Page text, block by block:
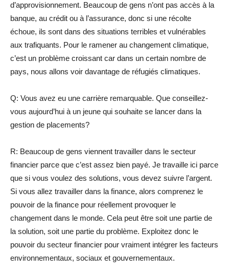
d’approvisionnement. Beaucoup de gens n’ont pas accès à la
banque, au crédit ou à l’assurance, donc si une récolte
échoue, ils sont dans des situations terribles et vulnérables
aux trafiquants. Pour le ramener au changement climatique,
c’est un problème croissant car dans un certain nombre de
pays, nous allons voir davantage de réfugiés climatiques.
Q: Vous avez eu une carrière remarquable. Que conseillez-
vous aujourd’hui à un jeune qui souhaite se lancer dans la
gestion de placements?
R: Beaucoup de gens viennent travailler dans le secteur
financier parce que c’est assez bien payé. Je travaille ici parce
que si vous voulez des solutions, vous devez suivre l’argent.
Si vous allez travailler dans la finance, alors comprenez le
pouvoir de la finance pour réellement provoquer le
changement dans le monde. Cela peut être soit une partie de
la solution, soit une partie du problème. Exploitez donc le
pouvoir du secteur financier pour vraiment intégrer les facteurs
environnementaux, sociaux et gouvernementaux.